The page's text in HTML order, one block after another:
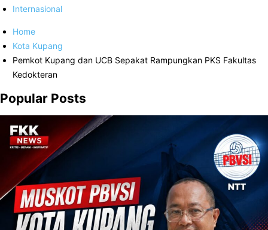
Internasional
Home
Kota Kupang
Pemkot Kupang dan UCB Sepakat Rampungkan PKS Fakultas
Kedokteran
Popular Posts